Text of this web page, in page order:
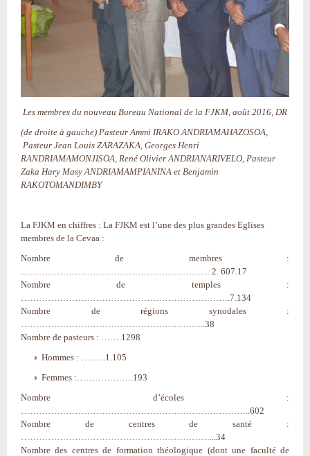
Les membres du nouveau Bureau National de la FJKM, août 2016, DR
(de droite à gauche) Pasteur Ammi IRAKO ANDRIAMAHAZOSOA,
Pasteur Jean Louis ZARAZAKA, Georges Henri
RANDRIAMAMONJISOA, René Olivier ANDRIANARIVELO, Pasteur
Zaka Hary Masy ANDRIAMAMPIANINA et Benjamin
RAKOTOMANDIMBY
La FJKM en chiffres : La FJKM est l’une des plus grandes Eglises
membres de la Cevaa :
Nombre de membres :
……………………………………………………… 2. 607.17
Nombre de temples :
…………………………………………………………….7.134
Nombre de régions synodales :
……………………………………………………..38
Nombre de pasteurs : …….1298
Hommes : ……...1.105
Femmes :……………….193
Nombre d’écoles :
…………………………………………………………………..602
Nombre de centres de santé :
………………………………………………………...34
Nombre des centres de formation théologique (dont une faculté de